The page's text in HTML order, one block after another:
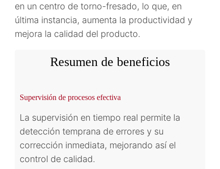
en un centro de torno-fresado, lo que, en
última instancia, aumenta la productividad y
mejora la calidad del producto.
Resumen de beneficios
Supervisión de procesos efectiva
La supervisión en tiempo real permite la
detección temprana de errores y su
corrección inmediata, mejorando así el
control de calidad.